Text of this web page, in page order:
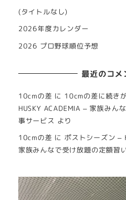
(タイトルなし)
2026年度カレンダー
2026 プロ野球順位予想
最近のコメ
10cmの差 に 10cmの差に続き
HUSKY ACADEMIA – 家族みん
事サービス より
10cmの差 に ポストシーズン –
家族みんなで受け放題の定額習